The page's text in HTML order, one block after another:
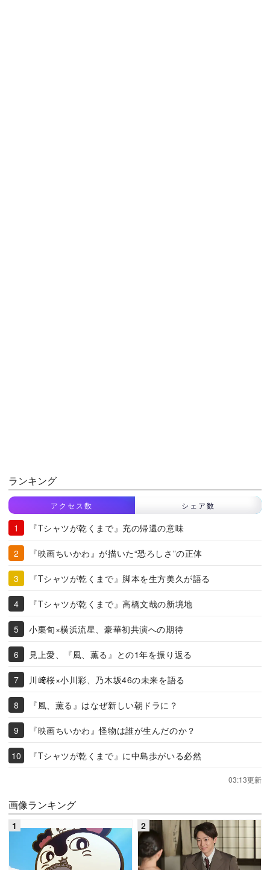
ランキング
アクセス数 シェア数
『Tシャツが乾くまで』充の帰還の意味
『映画ちいかわ』が描いた“恐ろしさ”の正体
『Tシャツが乾くまで』脚本を生方美久が語る
『Tシャツが乾くまで』高橋文哉の新境地
小栗旬×横浜流星、豪華初共演への期待
見上愛、『風、薫る』との1年を振り返る
川﨑桜×小川彩、乃木坂46の未来を語る
『風、薫る』はなぜ新しい朝ドラに？
『映画ちいかわ』怪物は誰が生んだのか？
『Tシャツが乾くまで』に中島歩がいる必然
03:13更新
画像ランキング